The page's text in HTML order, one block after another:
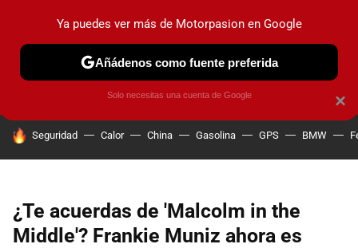
PRUEBAS COCHES ELÉCTRICOS OBSERVATORIO
HOY SE HABLA DE
Seguridad Calor China Gasolina GPS BMW
¿Te acuerdas de 'Malcolm in the
Middle'? Frankie Muniz ahora es
×
Ya puedes ver más de Motorpasion en Google
Añádenos como fuente preferida
Solo necesitas una cuenta de Google